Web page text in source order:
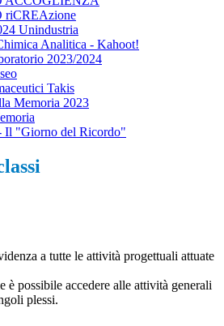
riCREAzione
Unindustria
Analitica - Kahoot!
2023/2024
Takis
Memoria 2023
Il "Giorno del Ricordo"
a tutte le attività progettuali attuate
è possibile accedere alle attività generali
plessi.